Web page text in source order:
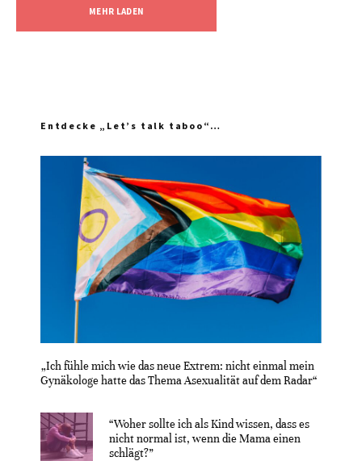
MEHR LADEN
Entdecke „Let’s talk taboo“…
„Ich fühle mich wie das neue Extrem: nicht einmal mein
Gynäkologe hatte das Thema Asexualität auf dem Radar“
“Woher sollte ich als Kind wissen, dass es
nicht normal ist, wenn die Mama einen
schlägt?”